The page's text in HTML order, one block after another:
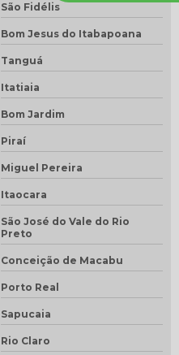
São Fidélis
Bom Jesus do Itabapoana
Tanguá
Itatiaia
Bom Jardim
Piraí
Miguel Pereira
Itaocara
São José do Vale do Rio
Preto
Conceição de Macabu
Porto Real
Sapucaia
Rio Claro